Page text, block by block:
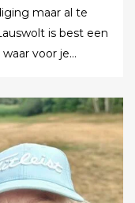
maar al te
is best een
voor je
baan vond.
het nu echt niet